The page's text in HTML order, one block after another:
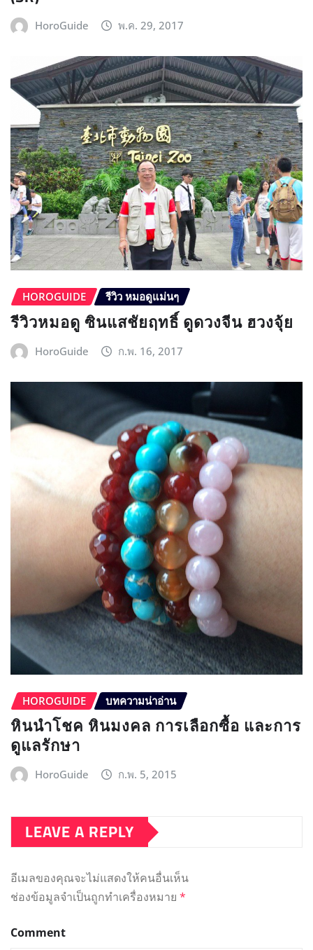
HoroGuide พ.ค. 29, 2017
HOROGUIDE รีวิว หมอดูแม่นๆ
รีวิวหมอดู ซินแสชัยฤทธิ์ ดูดวงจีน ฮวงจุ้ย
HoroGuide ก.พ. 16, 2017
HOROGUIDE บทความน่าอ่าน
หินนำโชค หินมงคล การเลือกซื้อ และการ
ดูแลรักษา
HoroGuide ก.พ. 5, 2015
LEAVE A REPLY
อีเมลของคุณจะไม่แสดงให้คนอื่นเห็น
ช่องข้อมูลจำเป็นถูกทำเครื่องหมาย *
Comment